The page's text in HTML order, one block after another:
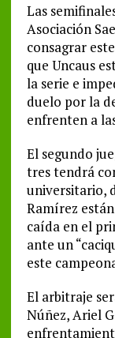
Las
Asociación
consagrar
que Uncaus
la serie e
duelo por la
enfrenten a
El segundo
tres tendrá
universitario,
Ramírez
caída en el
ante un
este
El arbitraje
Núñez, Ariel